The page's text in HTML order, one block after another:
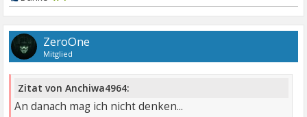
ZeroOne
Mitglied
Zitat von Anchiwa4964:
An danach mag ich nicht denken...